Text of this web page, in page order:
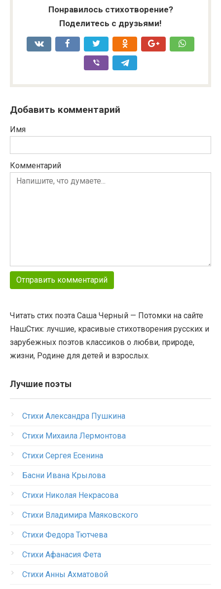
Понравилось стихотворение?
Поделитесь с друзьями!
Добавить комментарий
Имя
Комментарий
Читать стих поэта Саша Черный — Потомки на сайте
НашСтих: лучшие, красивые стихотворения русских и
зарубежных поэтов классиков о любви, природе,
жизни, Родине для детей и взрослых.
Лучшие поэты
Стихи Александра Пушкина
Стихи Михаила Лермонтова
Стихи Сергея Есенина
Басни Ивана Крылова
Стихи Николая Некрасова
Стихи Владимира Маяковского
Стихи Федора Тютчева
Стихи Афанасия Фета
Стихи Анны Ахматовой